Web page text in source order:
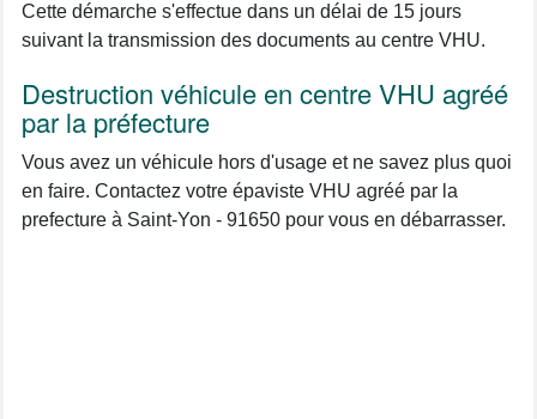
Cette démarche s'effectue dans un délai de 15 jours
suivant la transmission des documents au centre VHU.
Destruction véhicule en centre VHU agréé
par la préfecture
Vous avez un véhicule hors d'usage et ne savez plus quoi
en faire. Contactez votre épaviste VHU agréé par la
prefecture à Saint-Yon - 91650 pour vous en débarrasser.